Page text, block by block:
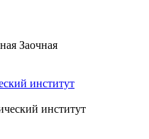
Заочная
институт